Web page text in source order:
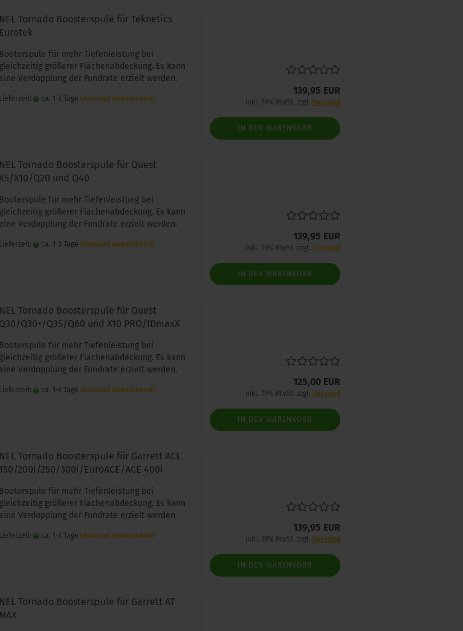
NEL Tornado Boosterspule für Teknetics
Eurotek
Booterspule für mehr Tiefenleistung bei
gleichzeitig größerer Flächenabdeckung. Es kann
eine Verdopplung der Fundrate erzielt werden.
Lieferzeit: ca. 1-3 Tage (Ausland abweichend)
139,95 EUR
inkl. 19% MwSt. zzgl. Versand
IN DEN WARENKORB
NEL Tornado Boosterspule für Quest
X10/Q20 und Q40
Booterspule für mehr Tiefenleistung bei
gleichzeitig größerer Flächenabdeckung. Es kann
eine Verdopplung der Fundrate erzielt werden.
Lieferzeit: ca. 1-3 Tage (Ausland abweichend)
139,95 EUR
inkl. 19% MwSt. zzgl. Versand
IN DEN WARENKORB
NEL Tornado Boosterspule für Quest
Q30/Q30+/Q35/Q60 und X10 PRO/IDmaxX
Booterspule für mehr Tiefenleistung bei
gleichzeitig größerer Flächenabdeckung. Es kann
eine Verdopplung der Fundrate erzielt werden.
Lieferzeit: ca. 1-3 Tage (Ausland abweichend)
125,00 EUR
inkl. 19% MwSt. zzgl. Versand
IN DEN WARENKORB
NEL Tornado Boosterspule für Garrett ACE
150/200i/250/300i/EuroACE/ACE 400i
Booterspule für mehr Tiefenleistung bei
gleichzeitig größerer Flächenabdeckung. Es kann
eine Verdopplung der Fundrate erzielt werden.
Lieferzeit: ca. 1-3 Tage (Ausland abweichend)
139,95 EUR
inkl. 19% MwSt. zzgl. Versand
IN DEN WARENKORB
NEL Tornado Boosterspule für Garrett AT
MAX